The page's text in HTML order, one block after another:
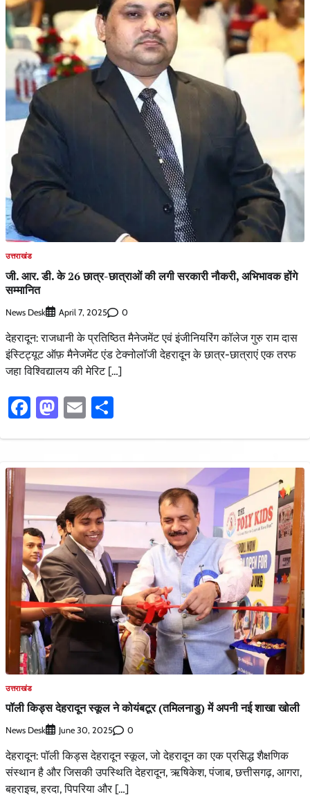
उत्तराखंड
जी. आर. डी. के 26 छात्र-छात्राओं की लगी सरकारी नौकरी, अभिभावक होंगे
सम्मानित
News Desk April 7, 2025 0
देहरादून: राजधानी के प्रतिष्ठित मैनेजमेंट एवं इंजीनियरिंग कॉलेज गुरु राम दास
इंस्टिट्यूट ऑफ़ मैनेजमेंट एंड टेक्नोलॉजी देहरादून के छात्र-छात्राएं एक तरफ
जहा विश्विद्यालय की मेरिट […]
Facebook
Mastodon
Email
उत्तराखंड
पॉली किड्स देहरादून स्कूल ने कोयंबटूर (तमिलनाडु) में अपनी नई शाखा खोली
News Desk June 30, 2025 0
देहरादून: पॉली किड्स देहरादून स्कूल, जो देहरादून का एक प्रसिद्ध शैक्षणिक
संस्थान है और जिसकी उपस्थिति देहरादून, ऋषिकेश, पंजाब, छत्तीसगढ़, आगरा,
बहराइच, हरदा, पिपरिया और […]